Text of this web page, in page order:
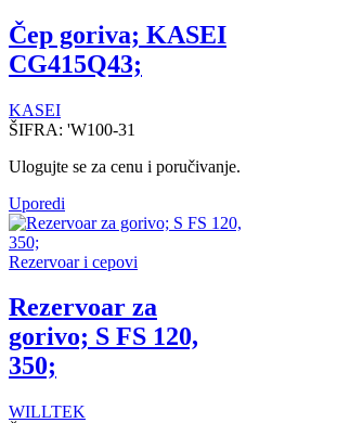
Čep goriva; KASEI
CG415Q43;
KASEI
ŠIFRA: 'W100-31
Ulogujte se za cenu i poručivanje.
Uporedi
Rezervoar i cepovi
Rezervoar za
gorivo; S FS 120,
350;
WILLTEK